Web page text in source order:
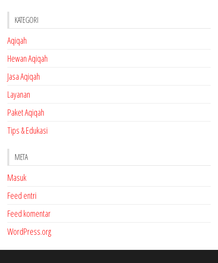
KATEGORI
Aqiqah
Hewan Aqiqah
Jasa Aqiqah
Layanan
Paket Aqiqah
Tips & Edukasi
META
Masuk
Feed entri
Feed komentar
WordPress.org